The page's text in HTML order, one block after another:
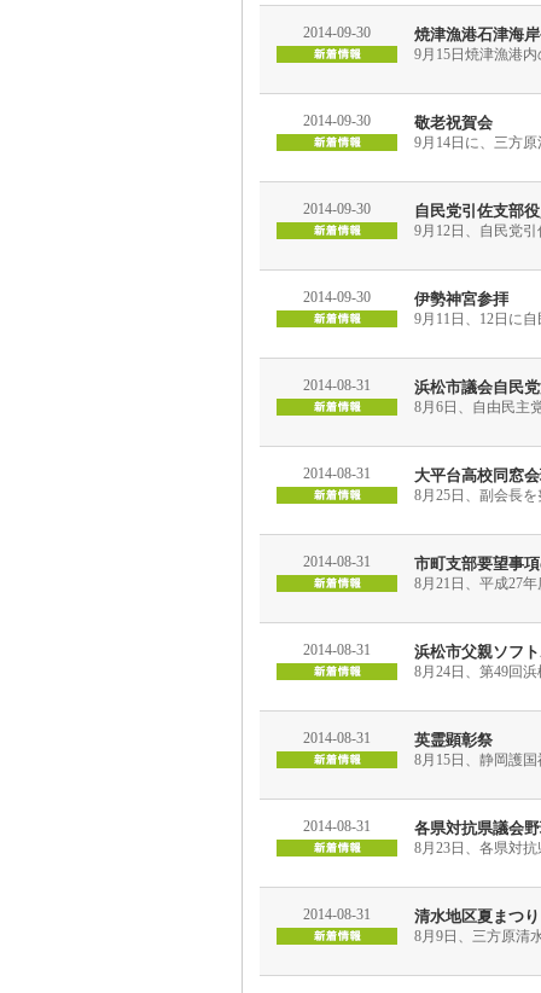
2014-09-30 焼津漁港石津海
9月15日焼津漁港
2014-09-30 敬老祝賀会
9月14日に、三方
2014-09-30 自民党引佐支部
9月12日、自民党
2014-09-30 伊勢神宮参拝
9月11日、12日に
2014-08-31 浜松市議会自民
8月6日、自由民主
2014-08-31 大平台高校同窓
8月25日、副会長
2014-08-31 市町支部要望事
8月21日、平成27
2014-08-31 浜松市父親ソフ
8月24日、第49回
2014-08-31 英霊顕彰祭
8月15日、静岡護
2014-08-31 各県対抗県議会
8月23日、各県対
2014-08-31 清水地区夏まつり
8月9日、三方原清